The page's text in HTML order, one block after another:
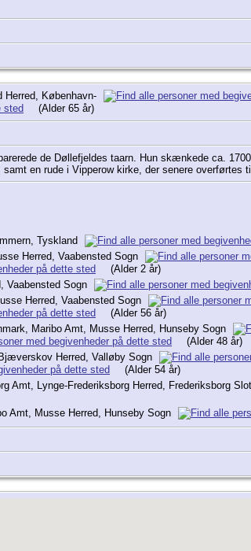
Herred, København-
(Alder 65 år)
de Døllefjeldes taarn. Hun skænkede ca.
en rude i Vipperow kirke, der senere overførtes
Tyskland
Herred, Vaabensted Sogn
(Alder 2 år)
Vaabensted Sogn
Herred, Vaabensted Sogn
(Alder 56 år)
Maribo Amt, Musse Herred, Hunseby Sogn
(Alder 48 år)
Herred, Valløby Sogn
(Alder 54 år)
Amt, Lynge-Frederiksborg Herred, Frederiksborg
Amt, Musse Herred, Hunseby Sogn